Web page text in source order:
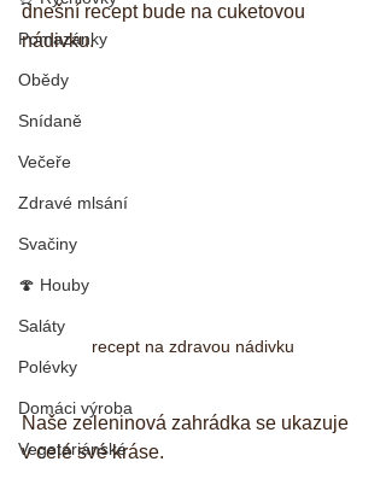
Pomazánky
Obědy
Snídaně
Večeře
Zdravé mlsání
Svačiny
🍄 Houby
Saláty
Polévky
Domáci výroba
Vegetariánské
dnešní recept bude na cuketovou
nádivku.
recept na zdravou nádivku
Naše zeleninová zahrádka se ukazuje
v celé své kráse.